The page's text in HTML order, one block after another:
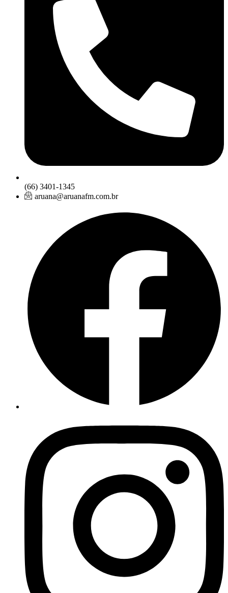
(66) 3401-1345
aruana@aruanafm.com.br